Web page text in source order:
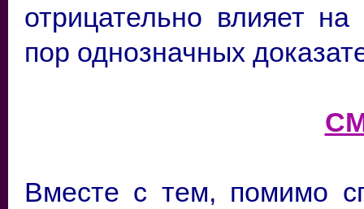
отрицательно влияет
пор однозначных
Вместе с тем, помимо